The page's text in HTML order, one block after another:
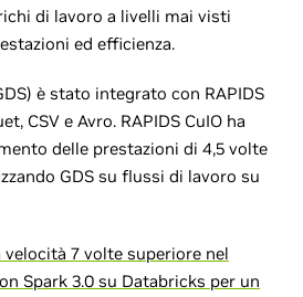
di lavoro a livelli mai visti
ed efficienza.
è stato integrato con RAPIDS
CSV e Avro. RAPIDS CuIO ha
delle prestazioni di 4,5 volte
GDS su flussi di lavoro su
7 volte superiore nel
Spark 3.0 su Databricks per un